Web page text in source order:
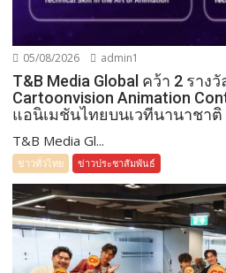
05/08/2026 admin1
T&B Media Global คว้า 2 ราง
Cartoonvision Animation
แอนิเมชันไทยบนเวทีนานาชาติ
T&B Media Gl...
ข่าวทั่วไทย ข่าวประชาสัมพันธ์